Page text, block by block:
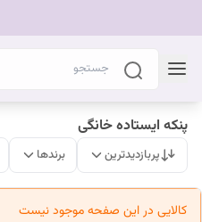
پنکه ایستاده خانگی
پربازدیدترین برندها
کالایی در این صفحه موجود نیست